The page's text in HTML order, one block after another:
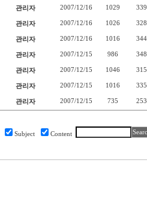
관리자 2007/12/16 1029
관리자 2007/12/16 1026
관리자 2007/12/16 1016
관리자 2007/12/15 986
관리자 2007/12/15 1046
관리자 2007/12/15 1016
관리자 2007/12/15 735
Subject Content